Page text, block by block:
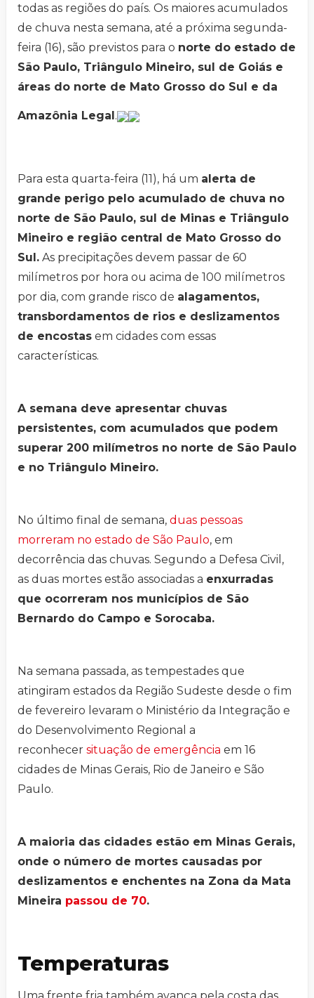
todas as regiões do país. Os maiores acumulados
de chuva nesta semana, até a próxima segunda-
feira (16), são previstos para o norte do estado de
São Paulo, Triângulo Mineiro, sul de Goiás e
áreas do norte de Mato Grosso do Sul e da
Amazônia Legal .
Para esta quarta-feira (11), há um alerta de
grande perigo pelo acumulado de chuva no
norte de São Paulo, sul de Minas e Triângulo
Mineiro e região central de Mato Grosso do
Sul. As precipitações devem passar de 60
milímetros por hora ou acima de 100 milímetros
por dia, com grande risco de alagamentos,
transbordamentos de rios e deslizamentos
de encostas em cidades com essas
características.
A semana deve apresentar chuvas
persistentes, com acumulados que podem
superar 200 milímetros no norte de São Paulo
e no Triângulo Mineiro.
No último final de semana, duas pessoas
morreram no estado de São Paulo, em
decorrência das chuvas. Segundo a Defesa Civil,
as duas mortes estão associadas a enxurradas
que ocorreram nos municípios de São
Bernardo do Campo e Sorocaba.
Na semana passada, as tempestades que
atingiram estados da Região Sudeste desde o fim
de fevereiro levaram o Ministério da Integração e
do Desenvolvimento Regional a
reconhecer situação de emergência em 16
cidades de Minas Gerais, Rio de Janeiro e São
Paulo.
A maioria das cidades estão em Minas Gerais,
onde o número de mortes causadas por
deslizamentos e enchentes na Zona da Mata
Mineira passou de 70.
Temperaturas